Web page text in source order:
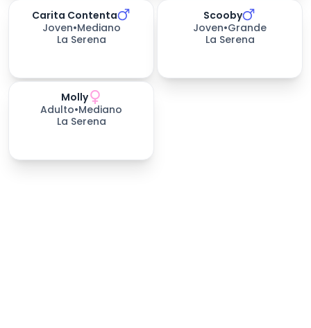
días esperando
Carita Contenta
Joven•Mediano
La Serena
días esperando
Scooby
Joven•Grande
La Serena
días esperando
Molly
Adulto•Mediano
La Serena